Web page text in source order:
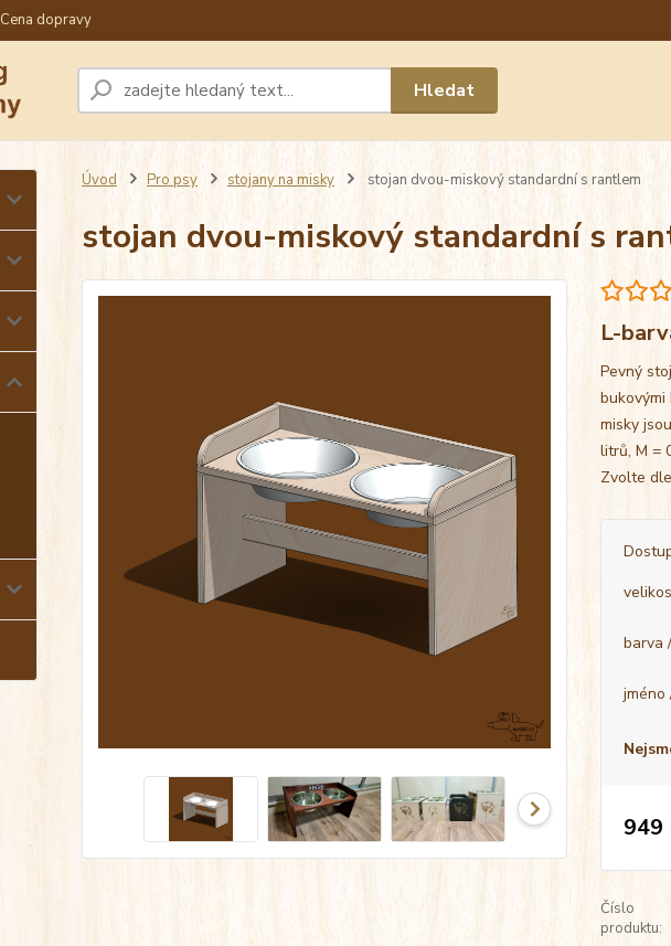
Cena dopravy
Hledat
Úvod Pro psy stojany na misky stojan dvou-miskový standardní s rantlem
stojan dvou-miskový standardní s
L-
Pevný
misky
litrů, M =
Zvolte
barva
jméno
949
Číslo
produktu: